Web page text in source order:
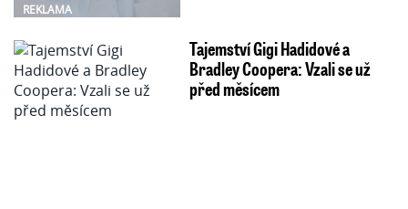
REKLAMA
Tajemství Gigi Hadidové a
Bradley Coopera: Vzali se už
před měsícem